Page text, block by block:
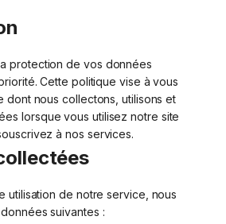
protection de vos données
Cette politique vise à vous
dont nous collectons, utilisons et
lorsque vous utilisez notre site
à nos services.
utilisation de notre service, nous
suivantes :